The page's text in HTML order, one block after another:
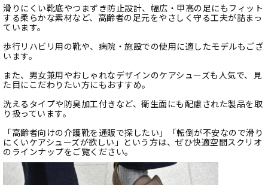
滑りにくい靴底やつまずき防止設計、幅広・甲高の足にもフィット
する柔らかな素材など、高齢者の足元をやさしく守る工夫が詰まっ
ています。
歩行リハビリ用の靴や、病院・施設での使用に適したモデルもござ
います。
また、男女兼用やおしゃれなデザインのケアシューズも人気で、見
た目にこだわりたい方にもおすすめ。
洗えるタイプや防臭加工付きなど、衛生面にも配慮された製品を取
り扱っています。
「高齢者向けの介護靴を通販で探したい」「転倒が不安なので滑り
にくいケアシューズが欲しい」という方は、ぜひ快適空間スクリオ
のラインナップをご覧ください。